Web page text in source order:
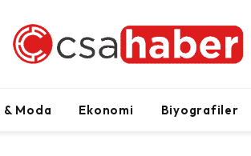
& Moda Ekonomi Biyografiler